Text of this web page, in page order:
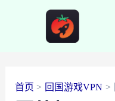
首页 回国游戏VPN